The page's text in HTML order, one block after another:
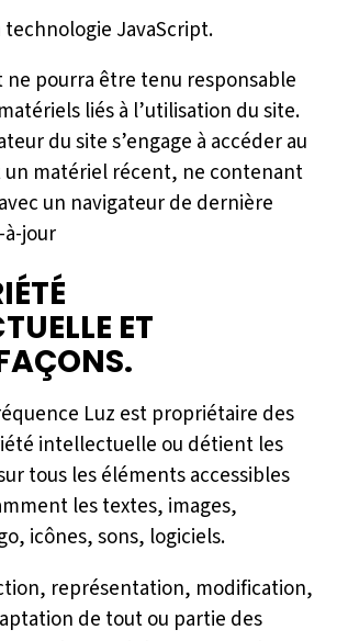
technologie JavaScript.
pourra être tenu responsable
liés à l’utilisation du site.
du site s’engage à accéder au
matériel récent, ne contenant
un navigateur de dernière
jour
ET
Luz est propriétaire des
intellectuelle ou détient les
tous les éléments accessibles
les textes, images,
icônes, sons, logiciels.
représentation, modification,
de tout ou partie des